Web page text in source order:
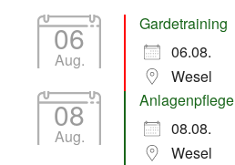
06
Aug.
Gardetraining
06.08.
Wesel
08
Aug.
Anlagenpflege
08.08.
Wesel